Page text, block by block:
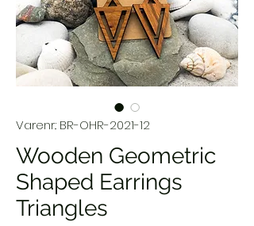
Varenr.: BR-OHR-2021-12
Wooden Geometric
Shaped Earrings
Triangles